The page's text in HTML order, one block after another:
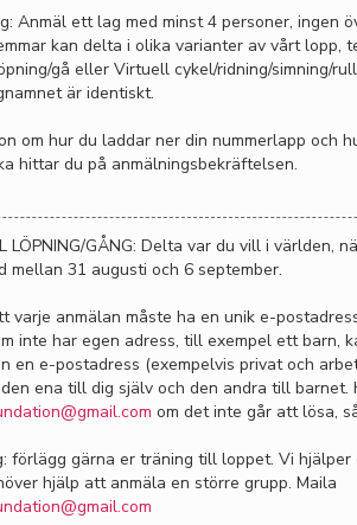
Anmäl ett lag med minst 4 personer, ingen
kan delta i olika varianter av vårt lopp,
gå eller Virtuell cykel/ridning/simning/
är identiskt.
om hur du laddar ner din nummerlapp och
hittar du på anmälningsbekräftelsen.
LÖPNING/GÅNG: Delta var du vill i världen,
mellan 31 augusti och 6 september.
varje anmälan måste ha en unik e-
inte har egen adress, till exempel ett barn,
en e-postadress (exempelvis privat och
ena till dig själv och den andra till barnet.
om det inte går att lösa,
förlägg gärna er träning till loppet. Vi hjälper
hjälp att anmäla en större grupp. Maila